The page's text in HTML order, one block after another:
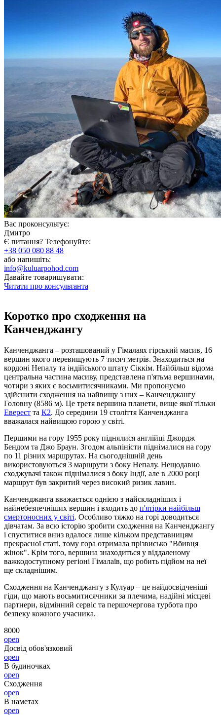
Вас проконсультує:
Дмитро
Є питання? Телефонуйте:
+38 050 080 88 48
або напишіть:
info@kuluarpohod.com
Давайте товаришувати:
Читати про консультанта
Коротко про сходження на
Канченджангу
Канченджанга – розташований у Гімалаях гірський масив, 16
вершин якого перевищують 7 тисяч метрів. Знаходиться на
кордоні Непалу та індійського штату Сіккім. Найбільш відома
центральна частина масиву, представлена п'ятьма вершинами,
чотири з яких є восьмитисячниками. Ми пропонуємо
здійснити сходження на найвищу з них – Канченджангу
Головну (8586 м). Це третя вершина планети, вище якої тільки
Еверест та К2. До середини 19 століття Канченджанга
вважалася найвищою горою у світі.
Першими на гору 1955 року піднялися англійці Джордж
Бендом та Джо Браун. Згодом альпіністи піднімалися на гору
по 11 різних маршрутах. На сьогоднішній день
використовуються 3 маршрути з боку Непалу. Нещодавно
сходжувачі також піднімалися з боку Індії, але в 2000 році
маршрут був закритий через високий ризик лавин.
Канченджанга вважається однією з найскладніших і
найнебезпечніших вершин і входить до п'ятірки найбільш
смертоносних у світі. Особливо тяжко на горі доводиться
дівчатам. За всю історію зробити сходження на Канченджангу
і спуститися вниз вдалося лише кільком представницям
прекрасної статі, тому гора отримала прізвисько "Вбивця
жінок". Крім того, вершина знаходиться у віддаленому
важкодоступному регіоні Гімалаїв, що робить підйом на неї
ще складнішим.
Сходження на Канченджангу з Кулуар – це найдосвідченіші
гіди, що мають восьмитисячники за плечима, надійні місцеві
партнери, відмінний сервіс та першочергова турбота про
безпеку кожного учасника.
8000
open
Досвід обов'язковий
open
В будиночках
open
Сходження
open
В наметах
open